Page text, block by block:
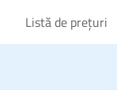
Listă de prețuri